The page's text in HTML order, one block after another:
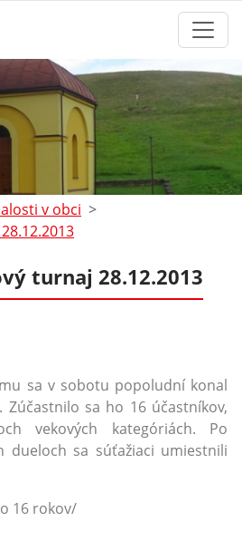
v obci
turnaj 28.12.2013
sa v sobotu popoludní konal
sa ho 16 účastníkov,
vekových kategóriách. Po
dueloch sa súťažiaci umiestnili
16 rokov/